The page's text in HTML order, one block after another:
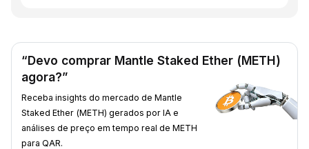
“Devo comprar Mantle Staked Ether (METH)
agora?”
Receba insights do mercado de Mantle
Staked Ether (METH) gerados por IA e
análises de preço em tempo real de METH
para QAR.